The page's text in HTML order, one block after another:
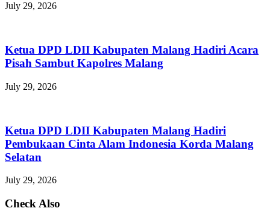
July 29, 2026
Ketua DPD LDII Kabupaten Malang Hadiri Acara
Pisah Sambut Kapolres Malang
July 29, 2026
Ketua DPD LDII Kabupaten Malang Hadiri
Pembukaan Cinta Alam Indonesia Korda Malang
Selatan
July 29, 2026
Check Also